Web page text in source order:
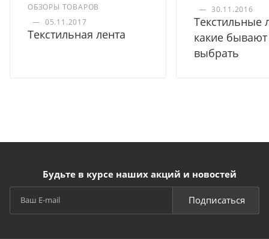
ОБЗОРЫ ТОВАРОВ
— 05.11.2017
Текстильная лента
— 30.11.2016
Текстильные
какие бывают
выбрать
Будьте в курсе наших акций и новостей
Подписаться